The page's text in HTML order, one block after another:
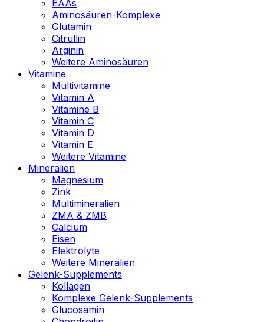
EAAs
Aminosäuren-Komplexe
Glutamin
Citrullin
Arginin
Weitere Aminosäuren
Vitamine
Multivitamine
Vitamin A
Vitamine B
Vitamin C
Vitamin D
Vitamin E
Weitere Vitamine
Mineralien
Magnesium
Zink
Multimineralien
ZMA & ZMB
Calcium
Eisen
Elektrolyte
Weitere Mineralien
Gelenk-Supplements
Kollagen
Komplexe Gelenk-Supplements
Glucosamin